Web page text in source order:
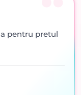
pentru pretul